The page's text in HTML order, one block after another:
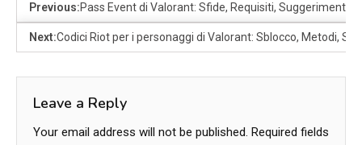
Previous:Pass Event di Valorant: Sfide, Requisiti, Suggerimenti
Next:Codici Riot per i personaggi di Valorant: Sblocco, Metodi,
Leave a Reply
Your email address will not be published. Required fields